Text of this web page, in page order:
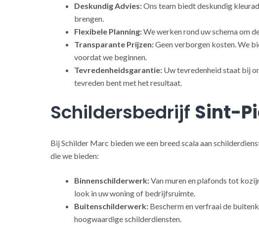
Deskundig Advies:Ons team biedt deskundig
brengen.
Flexibele Planning:We werken rond uw schema om
Transparante Prijzen:Geen verborgen kosten. We
voordat we beginnen.
Tevredenheidsgarantie: Uw tevredenheid staat bij
tevreden bent met het resultaat.
Schildersbedrijf Sint-
Bij Schilder Marc bieden we een breed scala aan
die we bieden:
Binnenschilderwerk:Van muren en plafonds tot
look in uw woning of bedrijfsruimte.
Buitenschilderwerk: Bescherm en verfraai de
hoogwaardige schilderdiensten.